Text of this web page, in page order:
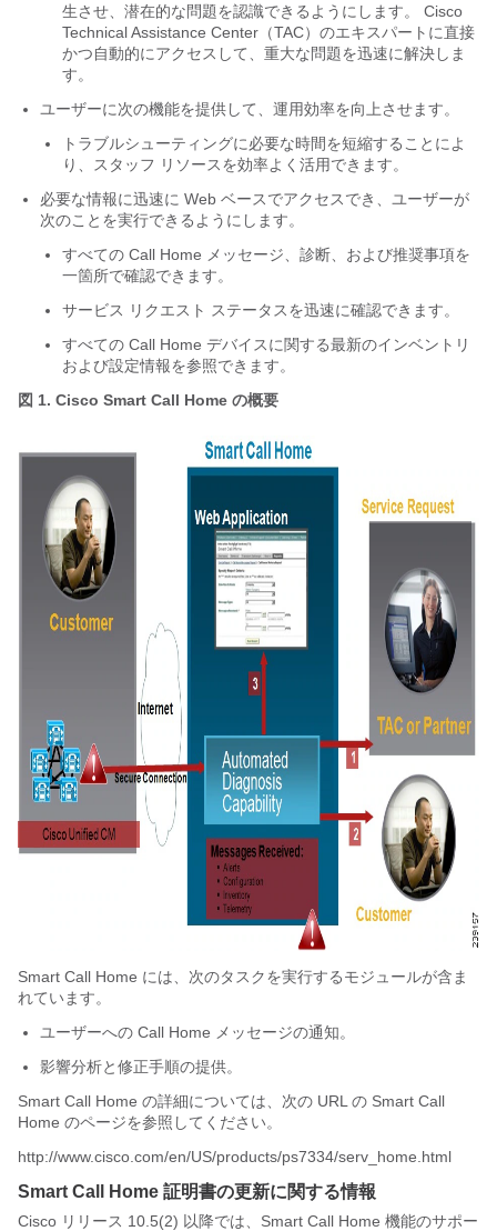
生させ、潜在的な問題を認識できるようにします。 Cisco
Technical Assistance Center（TAC）のエキスパートに直接
かつ自動的にアクセスして、重大な問題を迅速に解決しま
す。
ユーザーに次の機能を提供して、運用効率を向上させます。
トラブルシューティングに必要な時間を短縮することによ
り、スタッフ リソースを効率よく活用できます。
必要な情報に迅速に Web ベースでアクセスでき、ユーザーが
次のことを実行できるようにします。
すべての Call Home メッセージ、診断、および推奨事項を
一箇所で確認できます。
サービス リクエスト ステータスを迅速に確認できます。
すべての Call Home デバイスに関する最新のインベントリ
および設定情報を参照できます。
図 1. Cisco Smart Call Home の概要
Smart Call Home には、次のタスクを実行するモジュールが含ま
れています。
ユーザーへの Call Home メッセージの通知。
影響分析と修正手順の提供。
Smart Call Home の詳細については、次の URL の Smart Call
Home のページを参照してください。
http://www.cisco.com/en/US/products/ps7334/serv_home.html
Smart Call Home 証明書の更新に関する情報
Cisco リリース 10.5(2) 以降では、Smart Call Home 機能のサポー